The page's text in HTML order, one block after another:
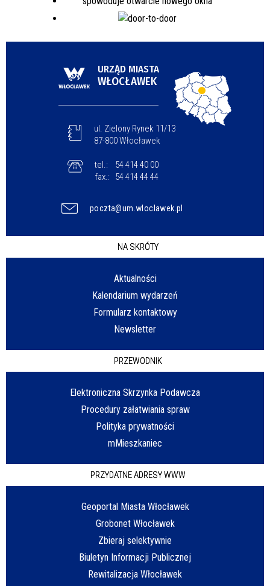
URZĄD MIASTA
WŁOCŁAWEK
ul. Zielony Rynek 11/13
87-800 Włocławek
tel.:
54 414 40 00
fax.:
54 414 44 44
poczta@um.wloclawek.pl
NA SKRÓTY
Aktualności
Kalendarium wydarzeń
Formularz kontaktowy
Newsletter
PRZEWODNIK
Elektroniczna Skrzynka Podawcza
Procedury załatwiania spraw
Polityka prywatności
mMieszkaniec
PRZYDATNE ADRESY WWW
Geoportal Miasta Włocławek
Grobonet Włocławek
Zbieraj selektywnie
Biuletyn Informacji Publicznej
Rewitalizacja Włocławek